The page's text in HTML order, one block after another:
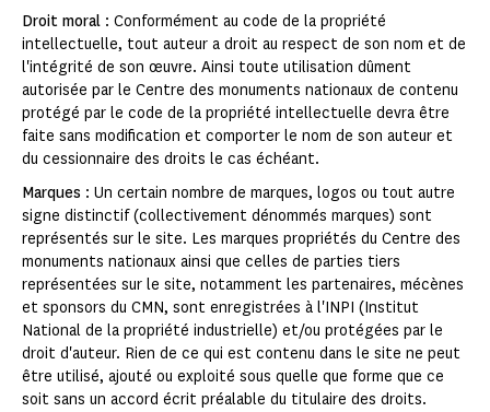
Droit moral : Conformément au code de la propriété
intellectuelle, tout auteur a droit au respect de son nom et de
l'intégrité de son œuvre. Ainsi toute utilisation dûment
autorisée par le Centre des monuments nationaux de contenu
protégé par le code de la propriété intellectuelle devra être
faite sans modification et comporter le nom de son auteur et
du cessionnaire des droits le cas échéant.
Marques : Un certain nombre de marques, logos ou tout autre
signe distinctif (collectivement dénommés marques) sont
représentés sur le site. Les marques propriétés du Centre des
monuments nationaux ainsi que celles de parties tiers
représentées sur le site, notamment les partenaires, mécènes
et sponsors du CMN, sont enregistrées à l'INPI (Institut
National de la propriété industrielle) et/ou protégées par le
droit d'auteur. Rien de ce qui est contenu dans le site ne peut
être utilisé, ajouté ou exploité sous quelle que forme que ce
soit sans un accord écrit préalable du titulaire des droits.